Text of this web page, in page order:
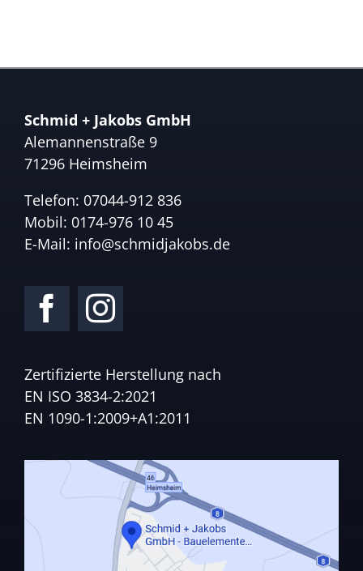
Schmid + Jakobs GmbH
Alemannenstraße 9
71296 Heimsheim
Telefon: 07044-912 836
Mobil: 0174-976 10 45
E-Mail: info@schmidjakobs.de
Zertifizierte Herstellung nach
EN ISO 3834-2:2021
EN 1090-1:2009+A1:2011